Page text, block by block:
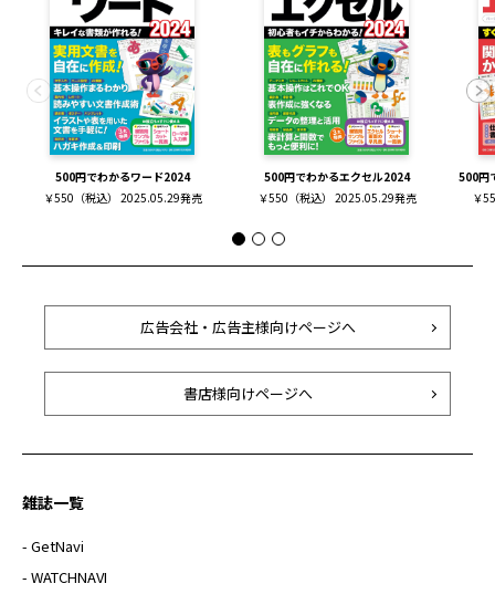
500円でわかるワード2024
￥550（税込） 2025.05.29発売
500円でわかるエクセル2024
￥550（税込） 2025.05.29発売
500円
￥
広告会社・広告主様向けページへ
書店様向けページへ
雑誌一覧
- GetNavi
- WATCHNAVI